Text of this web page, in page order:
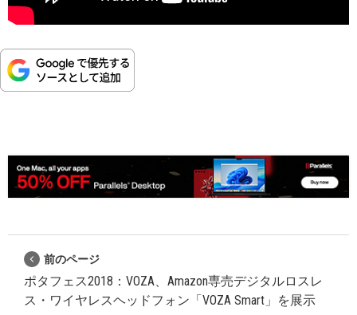
前のページ
ポタフェス2018：VOZA、Amazon専売デジタルロスレ
ス・ワイヤレスヘッドフォン「VOZA Smart」を展示